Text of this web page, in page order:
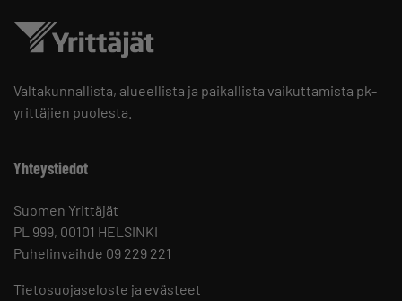
Valtakunnallista, alueellista ja paikallista vaikuttamista pk-
yrittäjien puolesta.
Yhteystiedot
Suomen Yrittäjät
PL 999, 00101 HELSINKI
Puhelinvaihde 09 229 221
Tietosuojaseloste ja evästeet